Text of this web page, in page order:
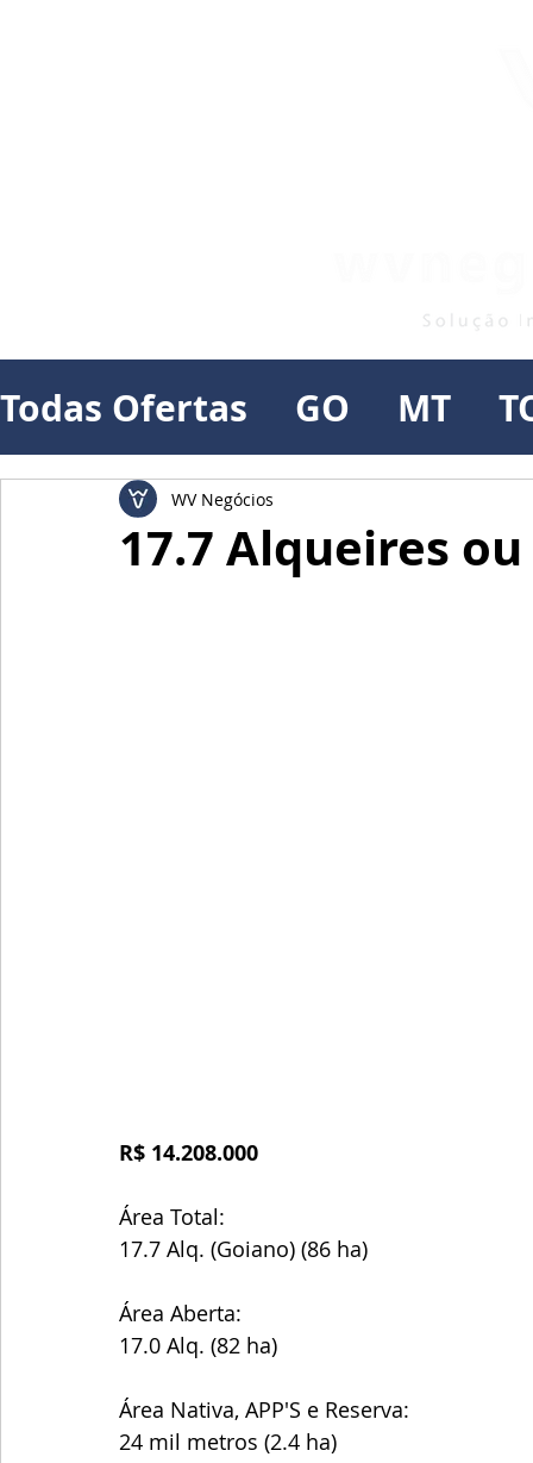
Todas Ofertas GO MT
17.7 Alqueires
WV Negócios
R$ 14.208.000
Área Total:
17.7 Alq. (Goiano) (86 ha)
Área Aberta:
17.0 Alq. (82 ha)
Área Nativa, APP'S e Reserva:
24 mil metros (2.4 ha)